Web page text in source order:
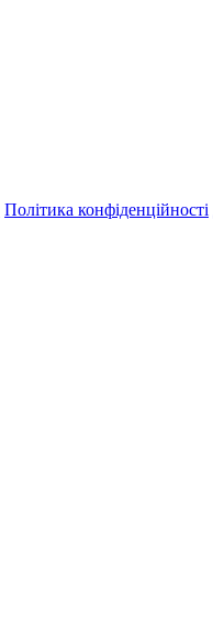
Політика конфіденційності